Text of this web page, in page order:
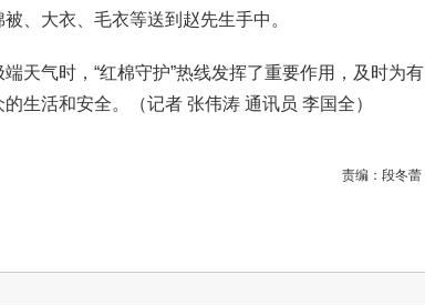
、大衣、毛衣等送到赵先生手中。
天气时，“红棉守护”热线发挥了重要作用，及时为有
生活和安全。（记者 张伟涛 通讯员 李国全）
责编： 段冬蕾